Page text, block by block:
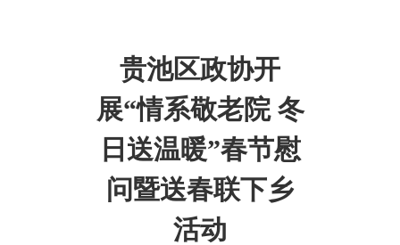
贵池区政协开
展“情系敬老院 冬
日送温暖”春节慰
问暨送春联下乡
活动